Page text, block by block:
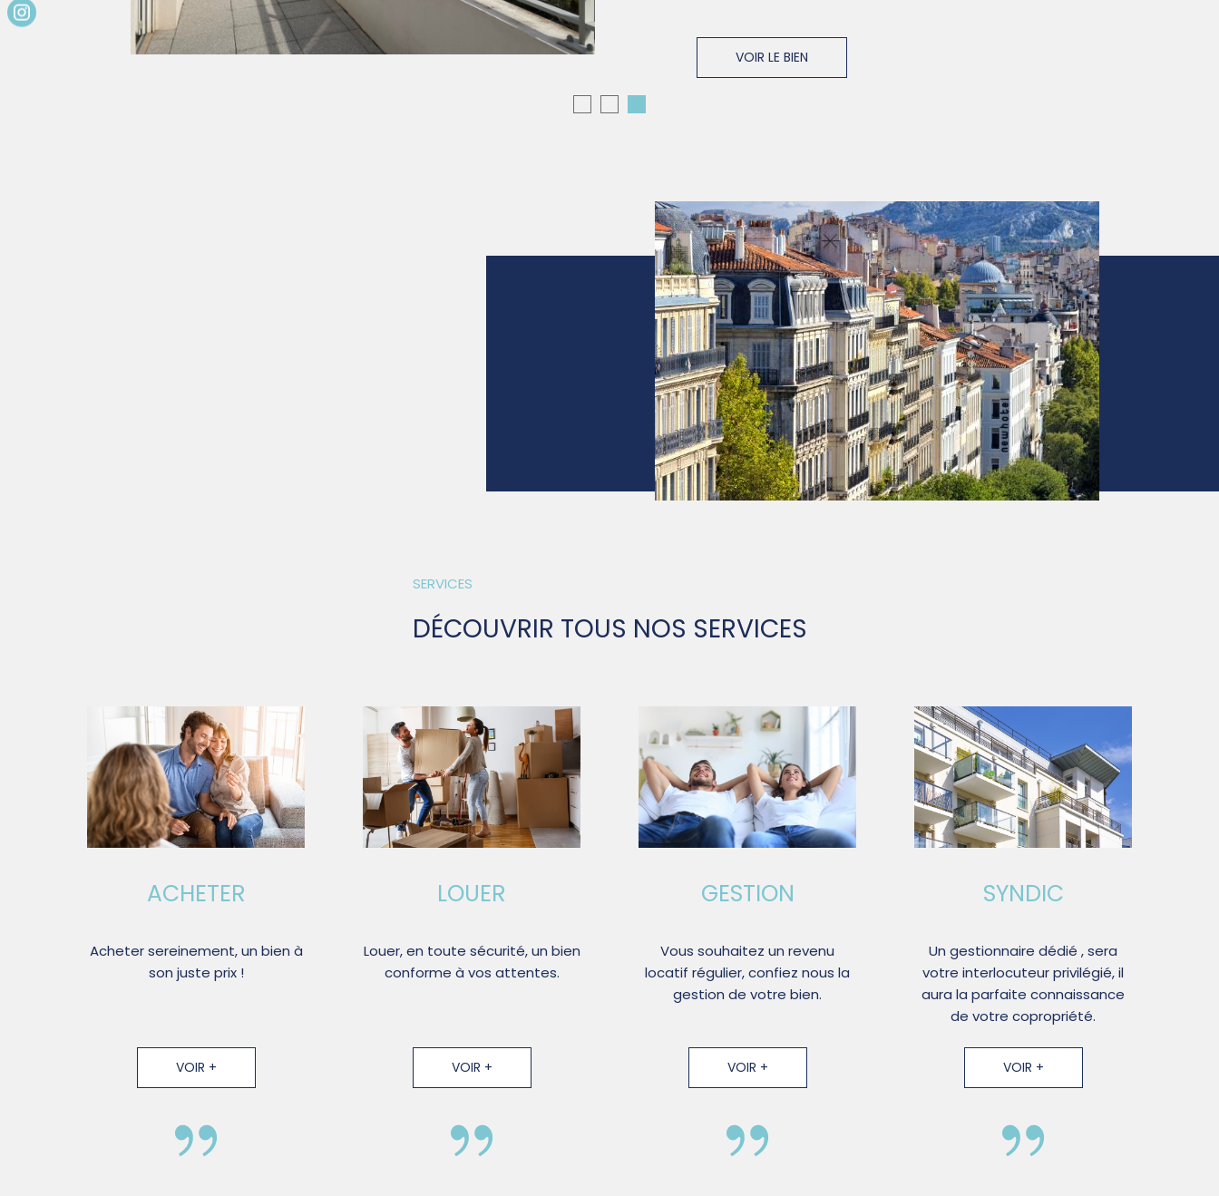
VOIR LE BIEN
SERVICES
DÉCOUVRIR TOUS NOS SERVICES
ACHETER
Acheter sereinement, un bien à
son juste prix !
VOIR +
LOUER
Louer, en toute sécurité, un bien
conforme à vos attentes.
VOIR +
GESTION
Vous souhaitez un revenu
locatif régulier, confiez nous la
gestion de votre bien.
VOIR +
SYNDIC
Un gestionnaire dédié , sera
votre interlocuteur privilégié, il
aura la parfaite connaissance
de votre copropriété.
VOIR +